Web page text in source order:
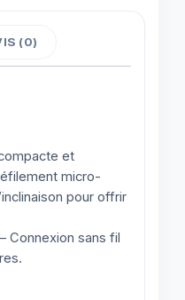
(0)
et
micro-
pour offrir
Connexion sans fil